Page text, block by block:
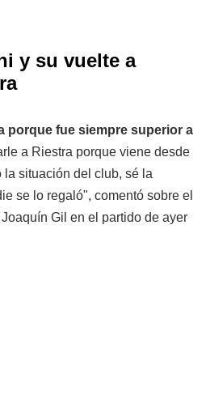
y su vuelte a
porque fue siempre superior a
a Riestra porque viene desde
la situación del club, sé la
se lo regaló", comentó sobre el
Gil en el partido de ayer